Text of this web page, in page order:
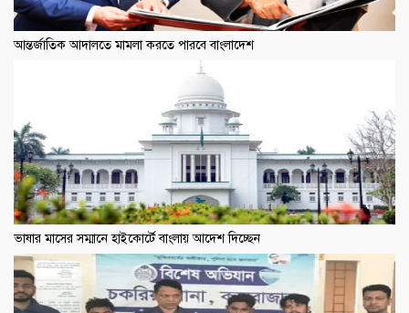
আন্তর্জাতিক আদালতে মামলা করতে পারবে বাংলাদেশ
ভাষার মাসের সম্মানে হাইকোর্টে বাংলায় আদেশ দিচ্ছেন